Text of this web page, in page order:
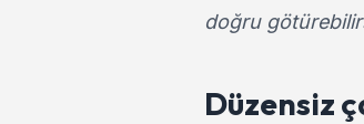
doğru
Düzensiz